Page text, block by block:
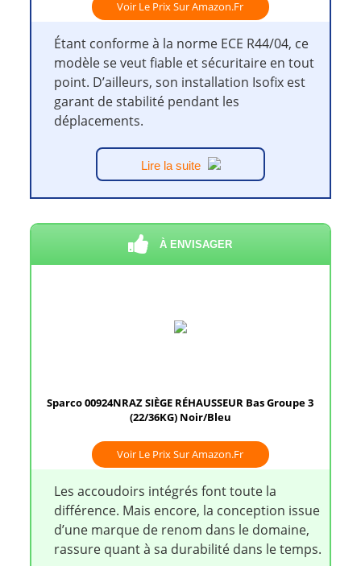
Voir Le Prix Sur Amazon.fr
Étant conforme à la norme ECE R44/04, ce
modèle se veut fiable et sécuritaire en tout
point. D’ailleurs, son installation Isofix est
garant de stabilité pendant les
déplacements.
Lire la suite
À ENVISAGER
Sparco 00924NRAZ SIÈGE RÉHAUSSEUR Bas Groupe 3
(22/36KG) Noir/Bleu
Voir Le Prix Sur Amazon.fr
Les accoudoirs intégrés font toute la
différence. Mais encore, la conception issue
d’une marque de renom dans le domaine,
rassure quant à sa durabilité dans le temps.